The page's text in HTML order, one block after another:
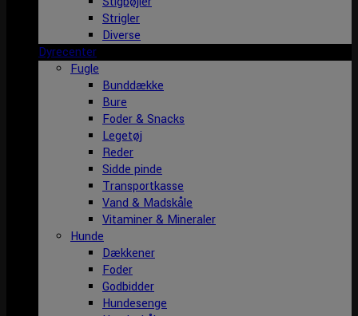
Strigler
Diverse
Dyrecenter
Fugle
Bunddække
Bure
Foder & Snacks
Legetøj
Reder
Sidde pinde
Transportkasse
Vand & Madskåle
Vitaminer & Mineraler
Hunde
Dækkener
Foder
Godbidder
Hundesenge